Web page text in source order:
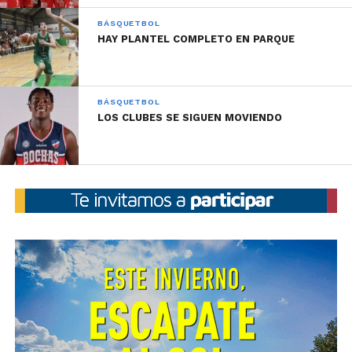
Dylan Smith con 22 puntos (7/6/1).
BÁSQUETBOL
HAY PLANTEL COMPLETO EN PARQUE
BÁSQUETBOL
LOS CLUBES SE SIGUEN MOVIENDO